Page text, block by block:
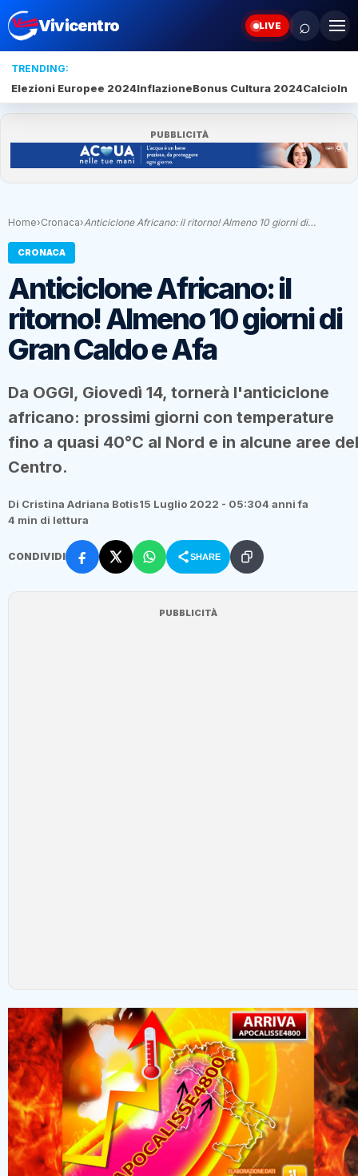
Vivicentro LIVE ⌕
TRENDING:
Elezioni Europee 2024InflazioneBonus Cultura 2024Calcio
PUBBLICITÀ
Home›Cronaca›Anticiclone Africano: il ritorno! Almeno 10 giorni di…
CRONACA
Anticiclone Africano: il
ritorno! Almeno 10 giorni di
Gran Caldo e Afa
Da OGGI, Giovedì 14, tornerà l'anticiclone
africano: prossimi giorni con temperature
fino a quasi 40°C al Nord e in alcune aree del
Centro.
Di Cristina Adriana Botis15 Luglio 2022 - 05:304 anni fa
4 min di lettura
CONDIVIDI SHARE
PUBBLICITÀ